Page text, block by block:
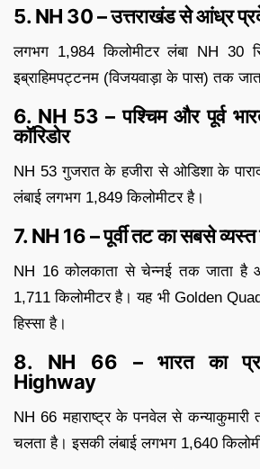
5. NH 30 – उत्तराखंड से आंध्र
लगभग 1,984 किलोमीटर लंबा NH 30
इब्राहिमपट्टनम (विजयवाड़ा के पास) तक
6. NH 53 – पश्चिम और पूर्व
कॉरिडोर
NH 53 गुजरात के हजीरा से ओडिशा के
लंबाई लगभग 1,849 किलोमीटर है।
7. NH 16 – पूर्वी तट का सबसे व्यस्त
NH 16 कोलकाता से चेन्नई तक जाता है
1,711 किलोमीटर है। यह भी Golden
हिस्सा है।
8. NH 66 – भारत का
Highway
NH 66 महाराष्ट्र के पनवेल से
चलता है। इसकी लंबाई लगभग 1,640